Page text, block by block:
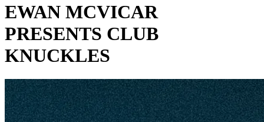
EWAN MCVICAR
PRESENTS CLUB
KNUCKLES